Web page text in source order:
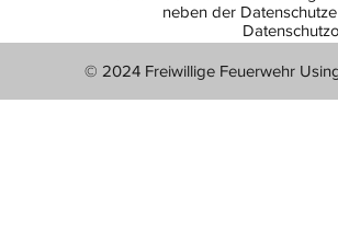
neben der
© 2024 Freiwillige Feuerwehr